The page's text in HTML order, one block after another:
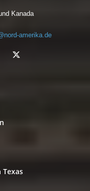
Kanada
amerika.de